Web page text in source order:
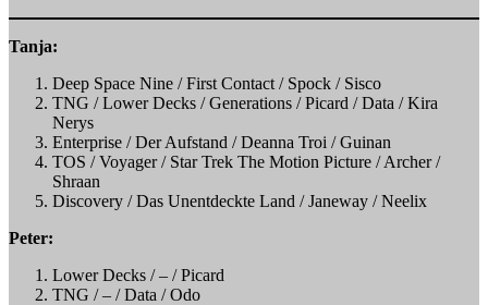
Tanja:
Deep Space Nine / First Contact / Spock / Sisco
TNG / Lower Decks / Generations / Picard / Data / Kira
Nerys
Enterprise / Der Aufstand / Deanna Troi / Guinan
TOS / Voyager / Star Trek The Motion Picture / Archer /
Shraan
Discovery / Das Unentdeckte Land / Janeway / Neelix
Peter:
Lower Decks / – / Picard
TNG / – / Data / Odo